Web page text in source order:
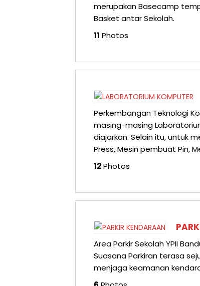
merupakan Basecamp
Basket antar Sekolah.
11 Photos
Perkembangan Teknologi
masing-masing
diajarkan. Selain itu, untuk
Press, Mesin pembuat Pin,
12Photos
Area Parkir Sekolah YPII
Suasana Parkiran terasa
menjaga keamanan